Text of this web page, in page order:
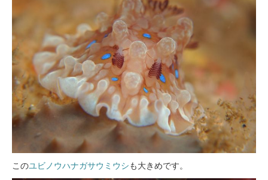
このユビノウハナガサウミウシも大きめです。